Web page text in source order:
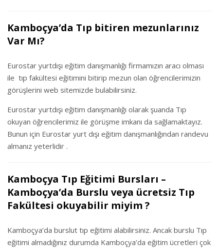
Kamboçya’da Tıp bitiren mezunlarınız
Var Mı?
Eurostar yurtdışı eğitim danışmanlığı firmamızın aracı olması
ile tıp fakültesi eğitimini bitirip mezun olan öğrencilerimizin
görüşlerini web sitemizde bulabilirsiniz.
Eurostar yurtdışı eğitim danışmanlığı olarak şuanda Tıp
okuyan öğrencilerimiz ile görüşme imkanı da sağlamaktayız.
Bunun için Eurostar yurt dışı eğitim danışmanlığından randevu
almanız yeterlidir .
Kamboçya Tıp Eğitimi Bursları –
Kamboçya’da Burslu veya ücretsiz Tıp
Fakültesi okuyabilir miyim ?
Kamboçya’da burslut tıp eğitimi alabilirsiniz. Ancak burslu Tıp
eğitimi almadığınız durumda Kamboçya’da eğitim ücretleri çok